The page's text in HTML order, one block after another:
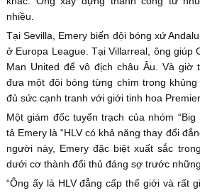
nhiều.
Tại Sevilla, Emery biến đội bóng xứ
ở Europa League. Tại Villarreal, ông giúp
Man United để vô địch châu Âu. Và giờ
đưa một đội bóng từng chìm trong
đủ sức cạnh tranh với giới tinh hoa
Một giám đốc tuyển trạch của nhóm “Big
tả Emery là “HLV có khả năng thay đổi
người này, Emery đặc biệt xuất sắc
dưới cơ thành đối thủ đáng sợ trước
“Ông ấy là HLV đẳng cấp thế giới và rất